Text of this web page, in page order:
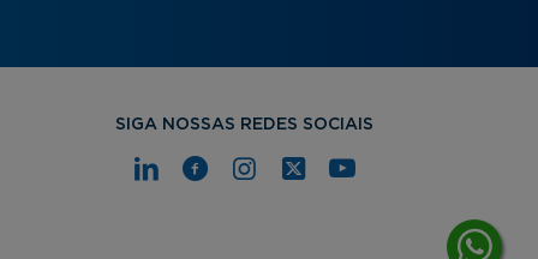
SIGA NOSSAS REDES SOCIAIS